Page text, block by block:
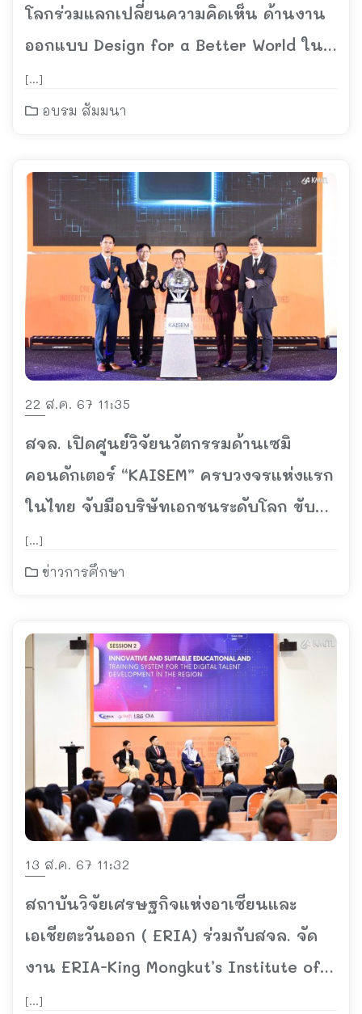
โลกร่วมแลกเปลี่ยนความคิดเห็น ด้านงาน
ออกแบบ Design for a Better World ใน
งาน AAD Global Forum
[…]
อบรม สัมมนา
22 ส.ค. 67 11:35
สจล. เปิดศูนย์วิจัยนวัตกรรมด้านเซมิ
คอนดักเตอร์ “KAISEM” ครบวงจรแห่งแรก
ในไทย จับมือบริษัทเอกชนระดับโลก ขับ
เคลื่อนอุตสาหกรรมเป้าหมายในการพัฒนา
ประเทศ
[…]
ข่าวการศึกษา
13 ส.ค. 67 11:32
สถาบันวิจัยเศรษฐกิจแห่งอาเซียนและ
เอเชียตะวันออก ( ERIA) ร่วมกับสจล. จัด
งาน ERIA-King Mongkut’s Institute of
Technologies Ladkrabang (KMITL)
[…]